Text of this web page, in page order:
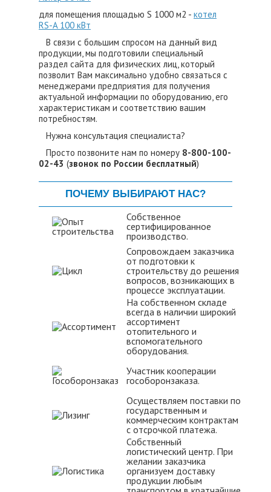
для помещения площадью S 1000 м2 - котел
RS-A 100 кВт
В связи с большим спросом на данный вид
продукции, мы подготовили специальный
раздел сайта для физических лиц, который
позволит Вам максимально удобно связаться с
менеджерами предприятия для получения
актуальной информации по оборудованию, его
характеристикам и соответствию вашим
потребностям.
Нужна консультация специалиста?
Просто позвоните нам по номеру 8-800-100-
02-43 (звонок по России бесплатный)
ПОЧЕМУ ВЫБИРАЮТ НАС?
Собственное
сертифицированное
производство.
Сопровождаем заказчика
от подготовки к
строительству до решения
вопросов, возникающих в
процессе эксплуатации.
На собственном складе
всегда в наличии широкий
ассортимент
отопительного и
вспомогательного
оборудования.
Участник кооперации
гособоронзаказа.
Осуществляем поставки по
государственным и
коммерческим контрактам
с отсрочкой платежа.
Собственный
логистический центр. При
желании заказчика
организуем доставку
продукции любым